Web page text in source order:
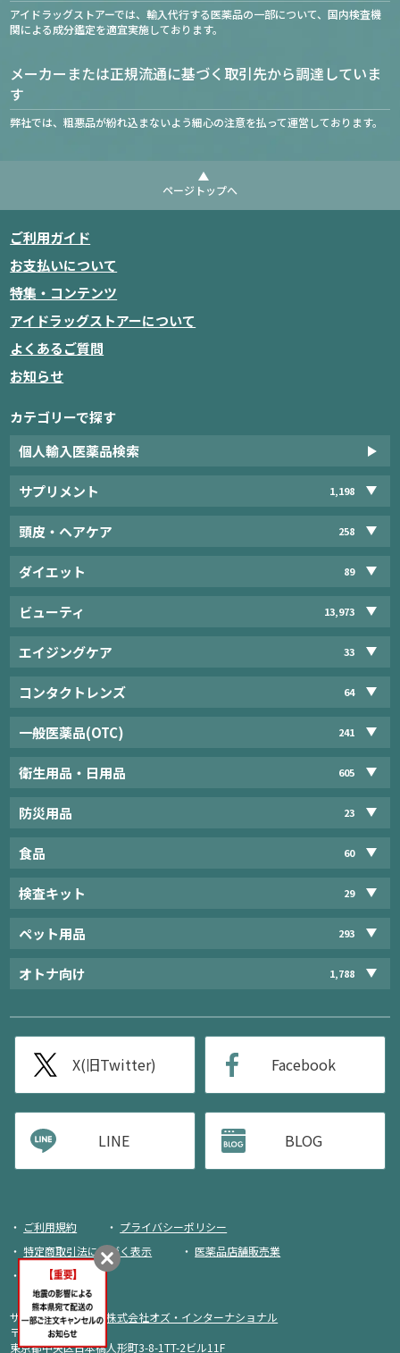
アイドラッグストアーでは、輸入代行する医薬品の一部について、国内検査機
関による成分鑑定を適宜実施しております。
メーカーまたは正規流通に基づく取引先から調達していま
す
弊社では、粗悪品が紛れ込まないよう細心の注意を払って運営しております。
ページトップへ
ご利用ガイド
お支払いについて
特集・コンテンツ
アイドラッグストアーについて
よくあるご質問
お知らせ
カテゴリーで探す
個人輸入医薬品検索
サプリメント 1,198
頭皮・ヘアケア 258
ダイエット 89
ビューティ 13,973
エイジングケア 33
コンタクトレンズ 64
一般医薬品(OTC) 241
衛生用品・日用品 605
防災用品 23
食品 60
検査キット 29
ペット用品 293
オトナ向け 1,788
X(旧Twitter) Facebook
LINE BLOG
ご利用規約
プライバシーポリシー
特定商取引法に基づく表示
医薬品店舗販売業
荷物追跡
サイト運営・企画： 株式会社オズ・インターナショナル
〒103-0013
東京都中央区日本橋人形町3-8-1TT-2ビル11F